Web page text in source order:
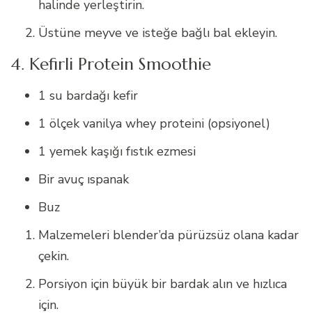
halinde yerleştirin.
Üstüne meyve ve isteğe bağlı bal ekleyin.
4. Kefirli Protein Smoothie
1 su bardağı kefir
1 ölçek vanilya whey proteini (opsiyonel)
1 yemek kaşığı fıstık ezmesi
Bir avuç ıspanak
Buz
Malzemeleri blender’da pürüzsüz olana kadar
çekin.
Porsiyon için büyük bir bardak alın ve hızlıca
için.